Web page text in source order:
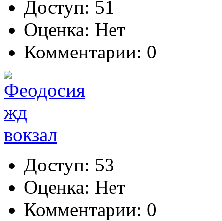
Доступ: 51
Оценка: Нет
Комментарии: 0
Доступ: 53
Оценка: Нет
Комментарии: 0